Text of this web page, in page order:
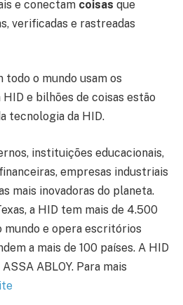
e conectam coisas que
verificadas e rastreadas
todo o mundo usam os
e bilhões de coisas estão
tecnologia da HID.
instituições educacionais,
empresas industriais
mais inovadoras do planeta.
a HID tem mais de 4.500
mundo e opera escritórios
a mais de 100 países. A HID
ABLOY. Para mais